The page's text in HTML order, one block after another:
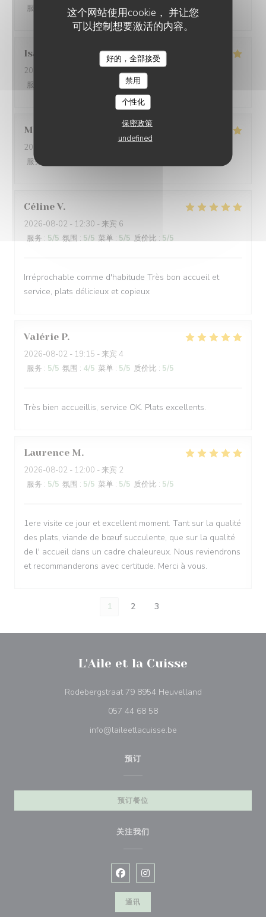
这个网站使用cookie， 并让您
可以控制想要激活的内容。
好的，全部接受
禁用
个性化
保密政策
undefined
服务
氛围:5 /5 菜单:5/5 质价比 /5
Isabelle
2026-08-01
- 19:00 - 来宾 3
服务
4 /5 质价比
Mathéo
2026-07-31
服务
Céline V
2026-08-02 - 12:30 - 来宾 6
服务 : 5/5 氛围 : 5/5 菜单 : 5/5 质价比 : 5/5
Irréprochable comme d'habitude Très bon accueil et
service, plats délicieux et copieux
Valérie P
2026-08-02 - 19:15 - 来宾 4
服务 : 5/5 氛围 : 4/5 菜单 : 5/5 质价比 : 5/5
Très bien accueillis, service OK. Plats excellents.
Laurence M
2026-08-02 - 12:00 - 来宾 2
服务 : 5/5 氛围 : 5/5 菜单 : 5/5 质价比 : 5/5
1ere visite ce jour et excellent moment. Tant sur la qualité
des plats, viande de bœuf succulente, que sur la qualité
de l' accueil dans un cadre chaleureux. Nous reviendrons
et recommanderons avec certitude. Merci à vous.
1 2 3
L'Aile et la Cuisse
Rodebergstraat 79 8954 Heuvelland((在新窗口中打开
057 44 68 58
info@laileetlacuisse.be
预订
预订餐位
关注我们
Facebook ((在新窗口中打开))
Instagram ((在新窗口中打开))
通讯
L'AILE ET LA CUISSE